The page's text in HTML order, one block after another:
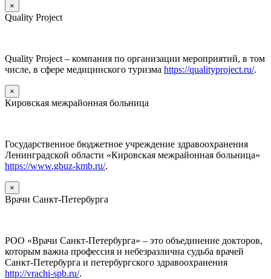
×
Quality Project
Quality Project – компания по организации мероприятий, в том
числе, в сфере медицинского туризма https://qualityproject.ru/.
×
Кировская межрайонная больница
Государственное бюджетное учреждение здравоохранения
Ленинградской области «Кировская межрайонная больница»
https://www.gbuz-kmb.ru/.
×
Врачи Санкт-Петербурга
РОО «Врачи Санкт-Петербурга» – это объединение докторов,
которым важна профессия и небезразлична судьба врачей
Санкт-Петербурга и петербургского здравоохранения
http://vrachi-spb.ru/.